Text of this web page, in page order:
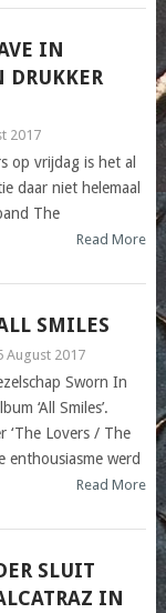
IN
DRUKKER
2017
op vrijdag is het al
daar niet helemaal
The
Read More
SMILES
August 2017
Sworn In
‘All Smiles’.
‘The Lovers / The
enthousiasme werd
Read More
SLUIT
IN